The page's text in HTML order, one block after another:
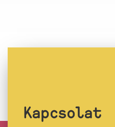
Kapcsolat